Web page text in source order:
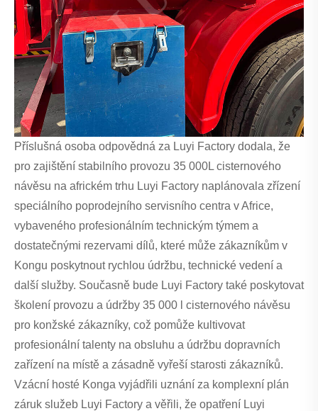
Příslušná osoba odpovědná za Luyi Factory dodala, že
pro zajištění stabilního provozu 35 000L cisternového
návěsu na africkém trhu Luyi Factory naplánovala zřízení
speciálního poprodejního servisního centra v Africe,
vybaveného profesionálním technickým týmem a
dostatečnými rezervami dílů, které může zákazníkům v
Kongu poskytnout rychlou údržbu, technické vedení a
další služby. Současně bude Luyi Factory také poskytovat
školení provozu a údržby 35 000 l cisternového návěsu
pro konžské zákazníky, což pomůže kultivovat
profesionální talenty na obsluhu a údržbu dopravních
zařízení na místě a zásadně vyřeší starosti zákazníků.
Vzácní hosté Konga vyjádřili uznání za komplexní plán
záruk služeb Luyi Factory a věřili, že opatření Luyi